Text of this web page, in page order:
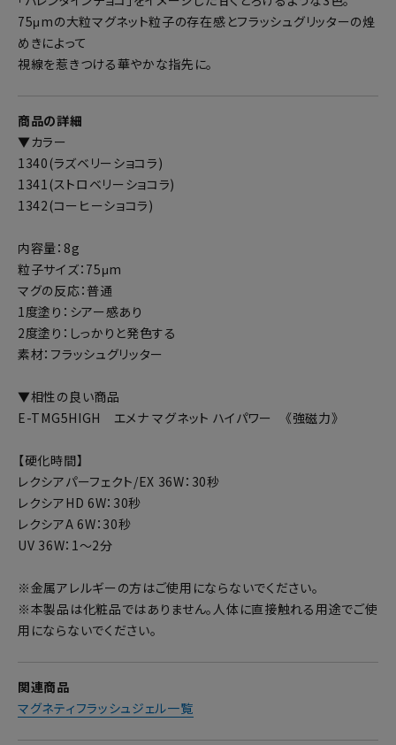
75μmの大粒マグネット粒子の存在感とフラッシュグリッターの煌
めきによって
視線を惹きつける華やかな指先に。
商品の詳細
▼カラー
1340(ラズベリーショコラ)
1341(ストロベリーショコラ)
1342(コーヒーショコラ)
内容量：8g
粒子サイズ：75μm
マグの反応：普通
1度塗り：シアー感あり
2度塗り：しっかりと発色する
素材：フラッシュグリッター
▼相性の良い商品
E-TMG5HIGH エメナ マグネット ハイパワー 《強磁力》
【硬化時間】
レクシアパーフェクト/EX 36W：30秒
レクシアHD 6W：30秒
レクシアA 6W：30秒
UV 36W：1～2分
※金属アレルギーの方はご使用にならないでください。
※本製品は化粧品ではありません。人体に直接触れる用途でご使
用にならないでください。
関連商品
マグネティフラッシュジェル一覧